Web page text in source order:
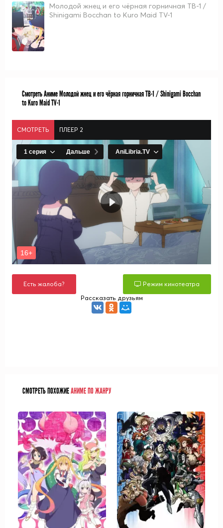
Молодой жнец и его чёрная горничная ТВ-1 /
Shinigami Bocchan to Kuro Maid TV-1
Смотреть Аниме Молодой жнец и его чёрная горничная ТВ-1 / Shinigami Bocchan
to Kuro Maid TV-1
СМОТРЕТЬ ПЛЕЕР 2
Есть жалоба?
Режим кинотеатра
Рассказать друзьям
СМОТРЕТЬ ПОХОЖИЕАНИМЕ ПО ЖАНРУ